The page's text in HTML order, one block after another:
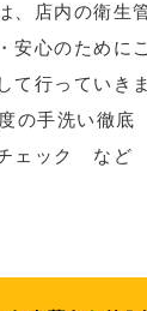
、店内の衛生
安心のために
て行っていき
の手洗い徹底
ェック など